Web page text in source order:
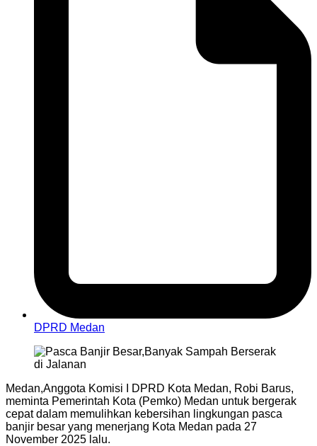
DPRD Medan
Medan,Anggota Komisi I DPRD Kota Medan, Robi Barus,
meminta Pemerintah Kota (Pemko) Medan untuk bergerak
cepat dalam memulihkan kebersihan lingkungan pasca
banjir besar yang menerjang Kota Medan pada 27
November 2025 lalu.